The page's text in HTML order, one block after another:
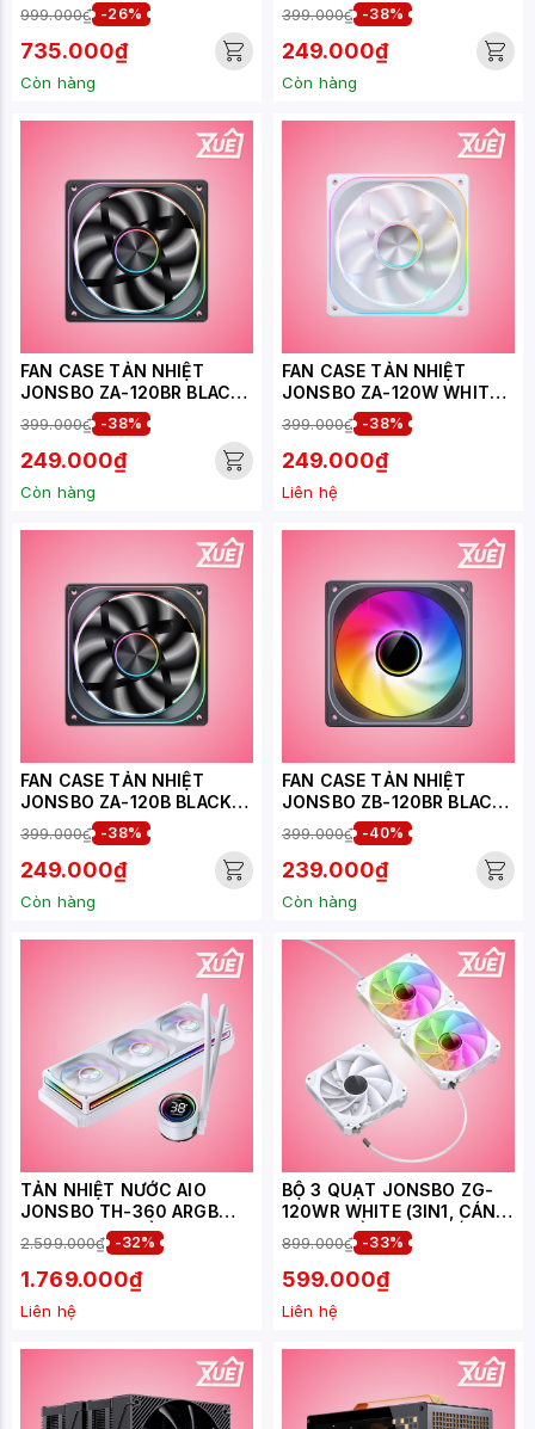
LED ARGB INFINITY
999.000₫ -26%
735.000₫
Còn hàng
LED ARGB INFINITY (CÁNH
NGƯỢC)
399.000₫ -38%
249.000₫
Còn hàng
FAN CASE TẢN NHIỆT
JONSBO ZA-120BR BLACK
LED ARGB INFINITY (CÁNH
NGƯỢC)
399.000₫ -38%
249.000₫
Còn hàng
FAN CASE TẢN NHIỆT
JONSBO ZA-120W WHITE
LED ARGB INFINITY
399.000₫ -38%
249.000₫
Liên hệ
FAN CASE TẢN NHIỆT
JONSBO ZA-120B BLACK
LED ARGB INFINITY
399.000₫ -38%
249.000₫
Còn hàng
FAN CASE TẢN NHIỆT
JONSBO ZB-120BR BLACK
LED ARGB INFINITY (CÁNH
NGƯỢC)
399.000₫ -40%
239.000₫
Còn hàng
TẢN NHIỆT NƯỚC AIO
JONSBO TH-360 ARGB
WHITE (LCD HIỂN THỊ
NHIỆT ĐỘ)
2.599.000₫ -32%
1.769.000₫
Liên hệ
BỘ 3 QUẠT JONSBO ZG-
120WR WHITE (3IN1, CÁNH
ĐẢO CHIỀU, GHÉP NỐI
KHÔNG DÂY)
899.000₫ -33%
599.000₫
Liên hệ